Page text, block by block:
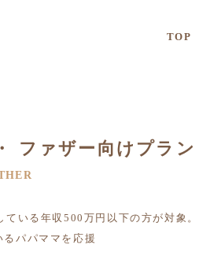
TOP
ファザー向けプラン
いる年収500万円以下の方が対象。
パパママを応援